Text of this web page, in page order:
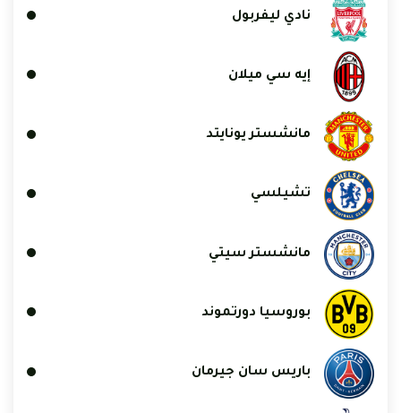
نادي ليفربول
إيه سي ميلان
مانشستر يونايتد
تشيلسي
مانشستر سيتي
بوروسيا دورتموند
باريس سان جيرمان